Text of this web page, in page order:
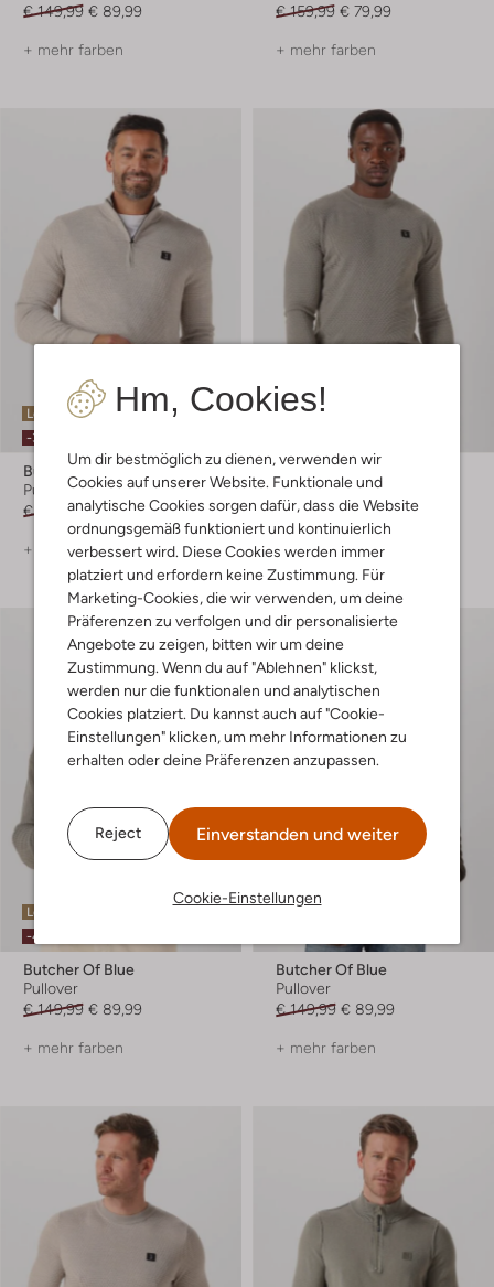
Hm, Cookies!
Um dir bestmöglich zu dienen, verwenden wir
Cookies auf unserer Website. Funktionale und
analytische Cookies sorgen dafür, dass die Website
ordnungsgemäß funktioniert und kontinuierlich
verbessert wird. Diese Cookies werden immer
platziert und erfordern keine Zustimmung. Für
Marketing-Cookies, die wir verwenden, um deine
Präferenzen zu verfolgen und dir personalisierte
Angebote zu zeigen, bitten wir um deine
Zustimmung. Wenn du auf "Ablehnen" klickst,
werden nur die funktionalen und analytischen
Cookies platziert. Du kannst auch auf "Cookie-
Einstellungen" klicken, um mehr Informationen zu
erhalten oder deine Präferenzen anzupassen.
Reject Einverstanden und weiter
Cookie-Einstellungen
€ 149,99 € 89,99
+ mehr farben
€ 159,99 € 79,99
+ mehr farben
Letzter Artikel
-30%
Butcher Of Blue
Pullover
€ 139,99 € 97,99
+ mehr farben
Letzter Artikel
Butcher Of Blue
Pullover
€ 129,99 € 90,99
+ mehr farben
Letzte Größen
-40%
Butcher Of Blue
Pullover
€ 149,99 € 89,99
+ mehr farben
Butcher Of Blue
Pullover
€ 149,99 € 89,99
+ mehr farben